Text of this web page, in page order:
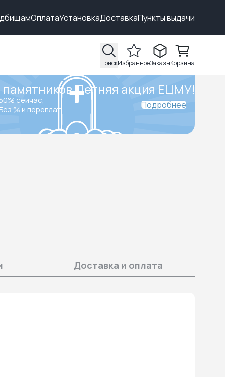
ОплатаУстановкаДоставкаПункты выдачи
ПоискИзбранноеЗаказыКорзина
Летняя акция ЕЦМУ!
сейчас,
% и переплат.
Подробнее
Доставка и оплата